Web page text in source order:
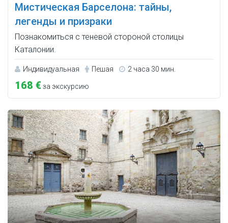
Мистическая Барселона: тайны,
легенды и призраки
Познакомиться с теневой стороной столицы
Каталонии.
Индивидуальная Пешая 2 часа 30 мин.
168 €за экскурсию